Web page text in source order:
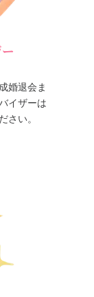
婚退会ま
イザーは
さい。